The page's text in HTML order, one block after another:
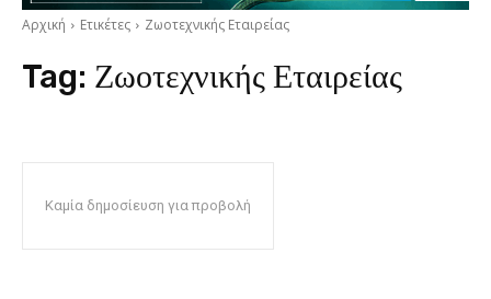
Αρχική Ετικέτες Ζωοτεχνικής Εταιρείας
Tag: Ζωοτεχνικής Εταιρείας
Καμία δημοσίευση για προβολή